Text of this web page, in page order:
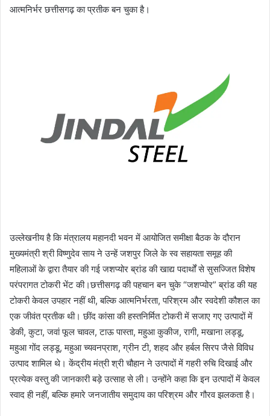
आत्मनिर्भर छत्तीसगढ़ का प्रतीक बन चुका है।
उल्लेखनीय है कि मंत्रालय महानदी भवन में आयोजित समीक्षा बैठक के दौरान
मुख्यमंत्री श्री विष्णुदेव साय ने उन्हें जशपुर जिले के स्व सहायता समूह की
महिलाओं के द्वारा तैयार की गई जशप्योर ब्रांड की खाद्य पदार्थों से सुसज्जित विशेष
परंपरागत टोकरी भेंट की।छत्तीसगढ़ की पहचान बन चुके “जशप्योर” ब्रांड की यह
टोकरी केवल उपहार नहीं थी, बल्कि आत्मनिर्भरता, परिश्रम और स्वदेशी कौशल का
एक जीवंत प्रतीक थी। छींद कांसा की हस्तनिर्मित टोकरी में सजाए गए उत्पादों में
डेकी, कुटा, जवां फूल चावल, टाऊ पास्ता, महुआ कुकीज, रागी, मखाना लड्डू,
महुआ गोंद लड्डू, महुआ च्यवनप्राश, ग्रीन टी, शहद और हर्बल सिरप जैसे विविध
उत्पाद शामिल थे। केंद्रीय मंत्री श्री चौहान ने उत्पादों में गहरी रुचि दिखाई और
प्रत्येक वस्तु की जानकारी बड़े उत्साह से ली। उन्होंने कहा कि इन उत्पादों में केवल
स्वाद ही नहीं, बल्कि हमारे जनजातीय समुदाय का परिश्रम और गौरव झलकता है।